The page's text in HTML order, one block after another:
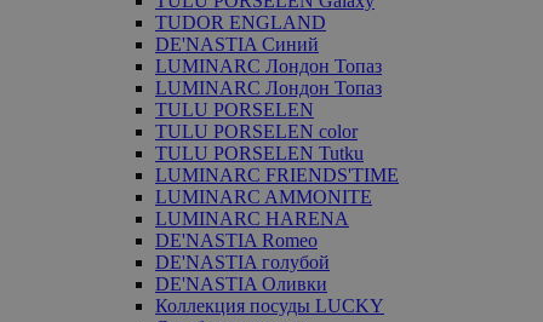
TUDOR ENGLAND
DE'NASTIA Синий
LUMINARC Лондон Топаз
LUMINARC Лондон Топаз
TULU PORSELEN
TULU PORSELEN color
TULU PORSELEN Tutku
LUMINARC FRIENDS'TIME
LUMINARC AMMONITE
LUMINARC HARENA
DE'NASTIA Romeo
DE'NASTIA голубой
DE'NASTIA Оливки
Коллекция посуды LUCKY